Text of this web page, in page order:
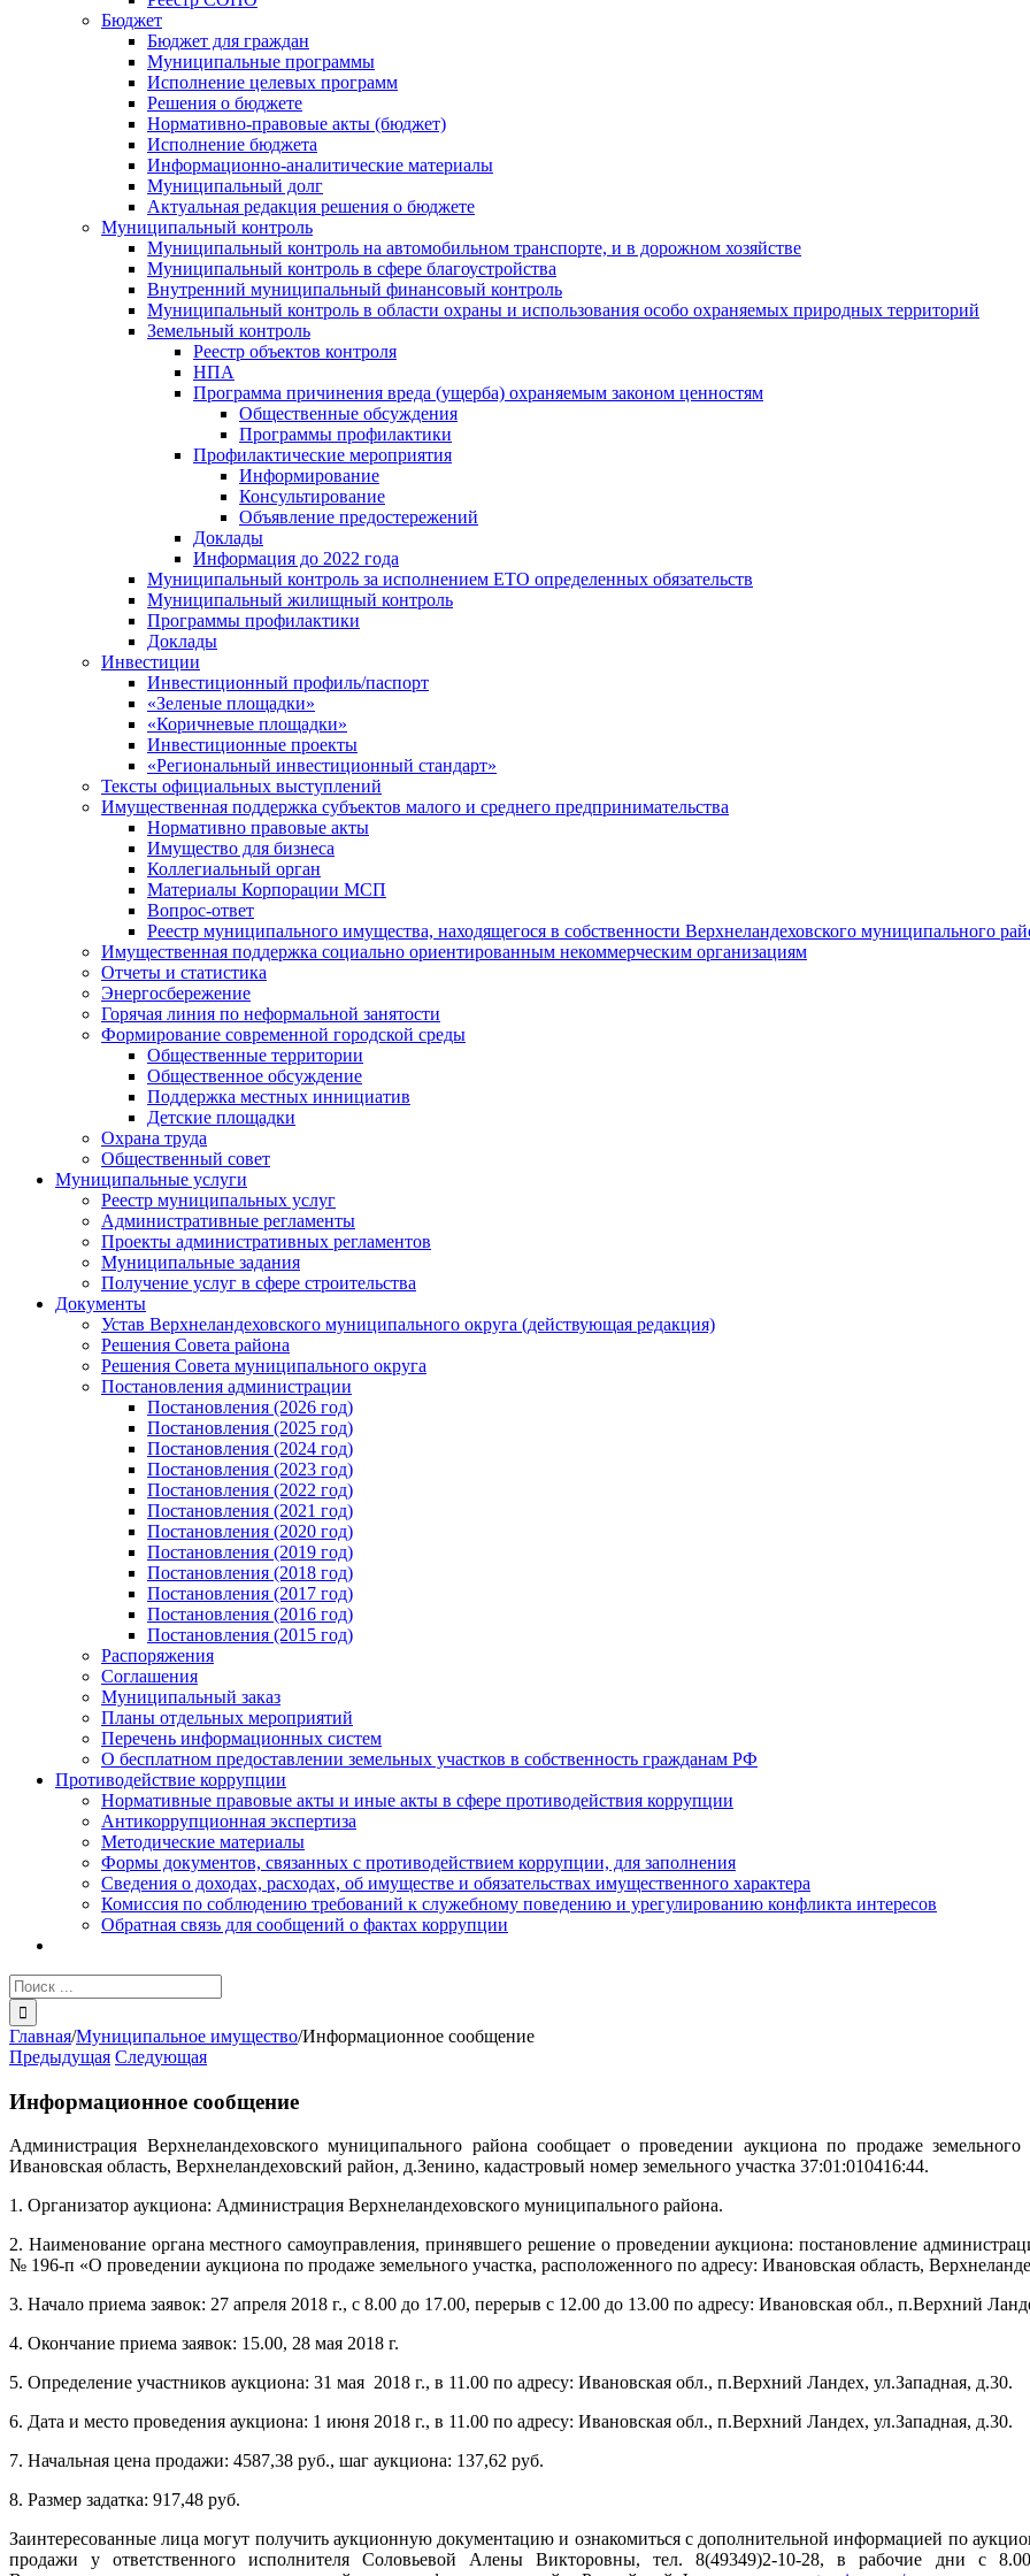
Бюджет
Бюджет для граждан
Муниципальные программы
Исполнение целевых программ
Решения о бюджете
Нормативно-правовые акты (бюджет)
Исполнение бюджета
Информационно-аналитические материалы
Муниципальный долг
Актуальная редакция решения о бюджете
Муниципальный контроль
Муниципальный контроль на автомобильном транспорте, и в дорожном хозяйстве
Муниципальный контроль в сфере благоустройства
Внутренний муниципальный финансовый контроль
Муниципальный контроль в области охраны и использования особо охраняемых природных территорий
Земельный контроль
Реестр объектов контроля
НПА
Программа причинения вреда (ущерба) охраняемым законом ценностям
Общественные обсуждения
Программы профилактики
Профилактические мероприятия
Информирование
Консультирование
Объявление предостережений
Доклады
Информация до 2022 года
Муниципальный контроль за исполнением ЕТО определенных обязательств
Муниципальный жилищный контроль
Программы профилактики
Доклады
Инвестиции
Инвестиционный профиль/паспорт
«Зеленые площадки»
«Коричневые площадки»
Инвестиционные проекты
«Региональный инвестиционный стандарт»
Тексты официальных выступлений
Имущественная поддержка субъектов малого и среднего предпринимательства
Нормативно правовые акты
Имущество для бизнеса
Коллегиальный орган
Материалы Корпорации МСП
Вопрос-ответ
Реестр муниципального имущества, находящегося в собственности Верхнеландеховского муниципального
Имущественная поддержка социально ориентированным некоммерческим организациям
Отчеты и статистика
Энергосбережение
Горячая линия по неформальной занятости
Формирование современной городской среды
Общественные территории
Общественное обсуждение
Поддержка местных иннициатив
Детские площадки
Охрана труда
Общественный совет
Муниципальные услуги
Реестр муниципальных услуг
Административные регламенты
Проекты административных регламентов
Муниципальные задания
Получение услуг в сфере строительства
Документы
Устав Верхнеландеховского муниципального округа (действующая редакция)
Решения Совета района
Решения Совета муниципального округа
Постановления администрации
Постановления (2026 год)
Постановления (2025 год)
Постановления (2024 год)
Постановления (2023 год)
Постановления (2022 год)
Постановления (2021 год)
Постановления (2020 год)
Постановления (2019 год)
Постановления (2018 год)
Постановления (2017 год)
Постановления (2016 год)
Постановления (2015 год)
Распоряжения
Соглашения
Муниципальный заказ
Планы отдельных мероприятий
Перечень информационных систем
О бесплатном предоставлении земельных участков в собственность гражданам РФ
Противодействие коррупции
Нормативные правовые акты и иные акты в сфере противодействия коррупции
Антикоррупционная экспертиза
Методические материалы
Формы документов, связанных с противодействием коррупции, для заполнения
Сведения о доходах, расходах, об имуществе и обязательствах имущественного характера
Комиссия по соблюдению требований к служебному поведению и урегулированию конфликта интересов
Обратная связь для сообщений о фактах коррупции
Результат
поиска:
Главная/Муниципальное имущество/Информационное сообщение
Предыдущая Следующая
Информационное сообщение
Администрация Верхнеландеховского муниципального района сообщает о проведении аукциона по продаже
Ивановская область, Верхнеландеховский район, д.Зенино, кадастровый номер земельного участка 37:01:010416:44.
1. Организатор аукциона: Администрация Верхнеландеховского муниципального района.
2. Наименование органа местного самоуправления, принявшего решение о проведении аукциона: постановление
№ 196-п «О проведении аукциона по продаже земельного участка, расположенного по адресу: Ивановская область,
3. Начало приема заявок: 27 апреля 2018 г., с 8.00 до 17.00, перерыв с 12.00 до 13.00 по адресу: Ивановская обл., п.Верхний
4. Окончание приема заявок: 15.00, 28 мая 2018 г.
5. Определение участников аукциона: 31 мая 2018 г., в 11.00 по адресу: Ивановская обл., п.Верхний Ландех, ул.Западная, д.30.
6. Дата и место проведения аукциона: 1 июня 2018 г., в 11.00 по адресу: Ивановская обл., п.Верхний Ландех, ул.Западная, д.30.
7. Начальная цена продажи: 4587,38 руб., шаг аукциона: 137,62 руб.
8. Размер задатка: 917,48 руб.
Заинтересованные лица могут получить аукционную документацию и ознакомиться с дополнительной информацией по
продажи у ответственного исполнителя Соловьевой Алены Викторовны, тел. 8(49349)2-10-28, в рабочие дни с